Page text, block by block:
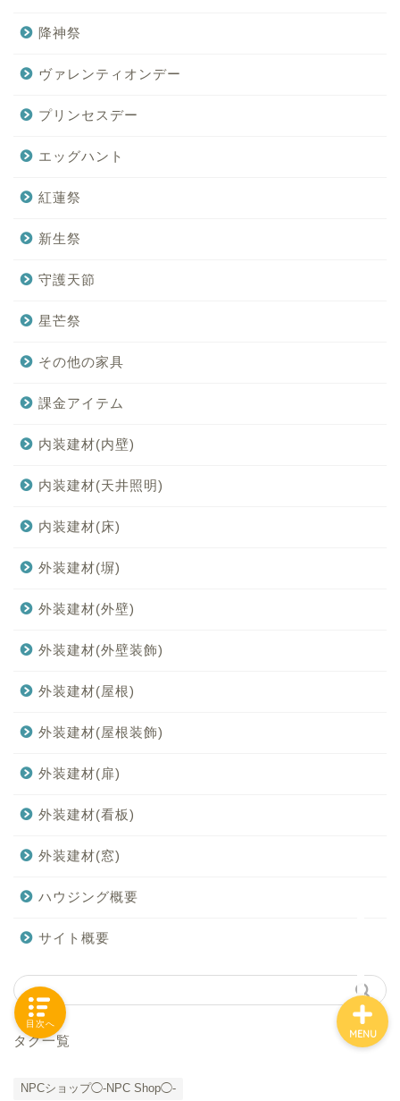
降神祭
ヴァレンティオンデー
プリンセスデー
エッグハント
紅蓮祭
新生祭
守護天節
星芒祭
その他の家具
課金アイテム
内装建材(内壁)
内装建材(天井照明)
内装建材(床)
外装建材(塀)
外装建材(外壁)
外装建材(外壁装飾)
外装建材(屋根)
外装建材(屋根装飾)
外装建材(扉)
外装建材(看板)
外装建材(窓)
ハウジング概要
サイト概要
タグ一覧
NPCショップ◯-NPC Shop◯-
MENU
目次へ